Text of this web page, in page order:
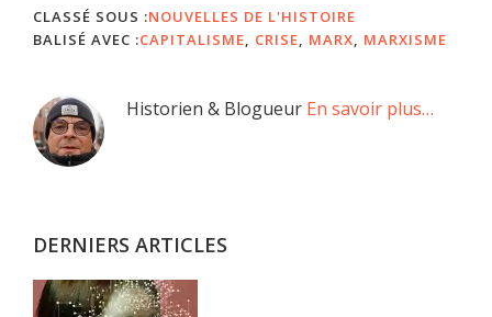
CLASSÉ SOUS :NOUVELLES DE L'HISTOIRE
BALISÉ AVEC :CAPITALISME, CRISE, MARX, MARXISME
Barre
latérale
Historien & Blogueur En savoir plus…
DERNIERS ARTICLES